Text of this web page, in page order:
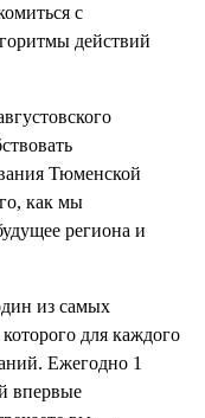
с
действий
Тюменской
как мы
региона и
из самых
для каждого
Ежегодно 1
впервые